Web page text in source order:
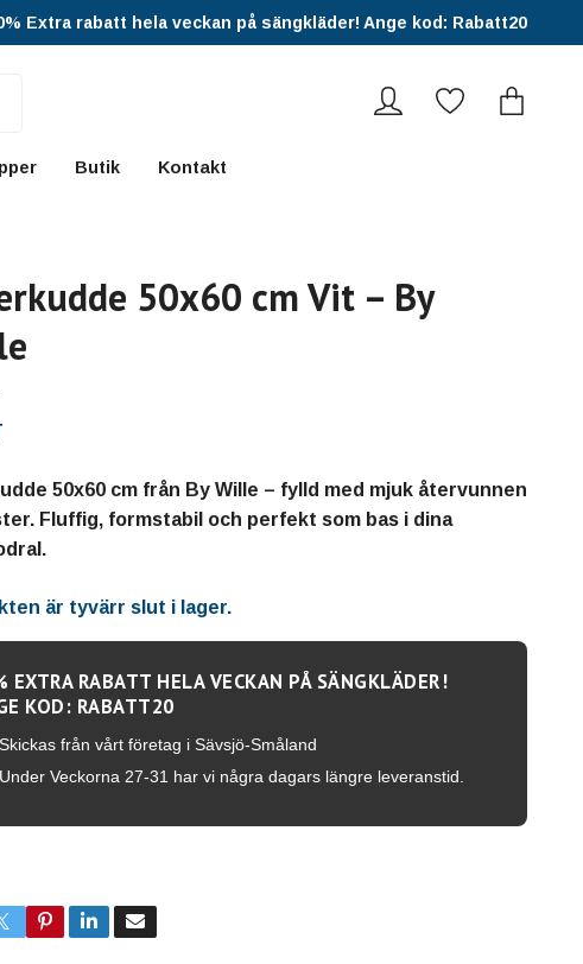
Extra rabatt hela veckan på sängkläder! Ange kod: Rabatt20
Butik Kontakt
50x60 cm Vit – By
50x60 cm från By Wille – fylld med mjuk återvunnen
Fluffig, formstabil och perfekt som bas i dina
är tyvärr slut i lager.
EXTRA RABATT HELA VECKAN PÅ SÄNGKLÄDER!
KOD: RABATT20
Skickas från vårt företag i Sävsjö-Småland
Under Veckorna 27-31 har vi några dagars längre leveranstid.